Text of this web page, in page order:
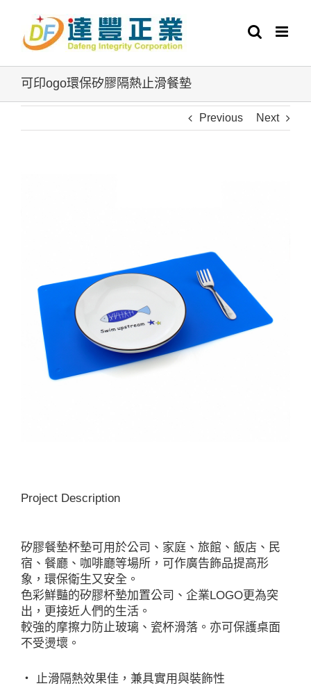
content
可印ogo環保矽膠隔熱止滑餐墊
Previous Next
Project Description
矽膠餐墊杯墊可用於公司、家庭、旅館、飯店、民
宿、餐廳、咖啡廳等場所，可作廣告飾品提高形
象，環保衛生又安全。
色彩鮮豔的矽膠杯墊加置公司、企業LOGO更為突
出，更接近人們的生活。
較強的摩擦力防止玻璃、瓷杯滑落。亦可保護桌面
不受燙壞。
‧ 止滑隔熱效果佳，兼具實用與裝飾性